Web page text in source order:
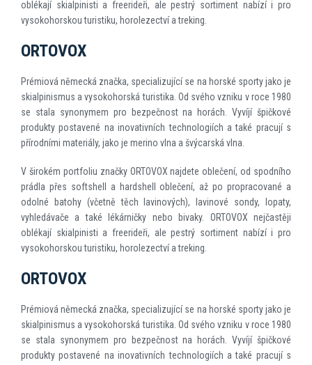
oblékají skialpinisti a freerideři, ale pestrý sortiment nabízí i pro
vysokohorskou turistiku, horolezectví a treking.
ORTOVOX
Prémiová německá značka, specializující se na horské sporty jako je
skialpinismus a vysokohorská turistika. Od svého vzniku v roce 1980
se stala synonymem pro bezpečnost na horách. Vyvíjí špičkové
produkty postavené na inovativních technologiích a také pracují s
přírodními materiály, jako je merino vlna a švýcarská vlna.
V širokém portfoliu značky ORTOVOX najdete oblečení, od spodního
prádla přes softshell a hardshell oblečení, až po propracované a
odolné batohy (včetně těch lavinových), lavinové sondy, lopaty,
vyhledávače a také lékárničky nebo bivaky. ORTOVOX nejčastěji
oblékají skialpinisti a freerideři, ale pestrý sortiment nabízí i pro
vysokohorskou turistiku, horolezectví a treking.
ORTOVOX
Prémiová německá značka, specializující se na horské sporty jako je
skialpinismus a vysokohorská turistika. Od svého vzniku v roce 1980
se stala synonymem pro bezpečnost na horách. Vyvíjí špičkové
produkty postavené na inovativních technologiích a také pracují s